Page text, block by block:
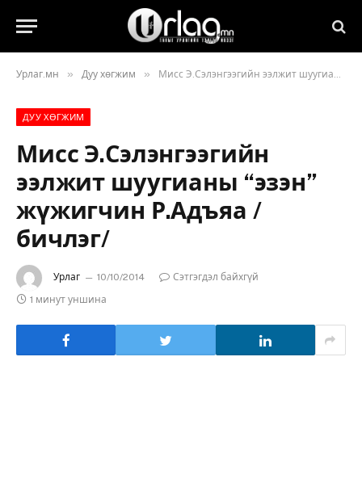
Урлаг.мн » Дуу хөгжим » Мисс Э.Сэлэнгээгийн ээлжит шуугианы “эзэн” жүжигчин Р.Адъяа /бичлэг/
ДУУ ХӨГЖИМ
Мисс Э.Сэлэнгээгийн
ээлжит шуугианы “эзэн”
жүжигчин Р.Адъяа /
бичлэг/
Урлаг 10/10/2014
Сэтгэгдэл байхгүй
1 минут уншина